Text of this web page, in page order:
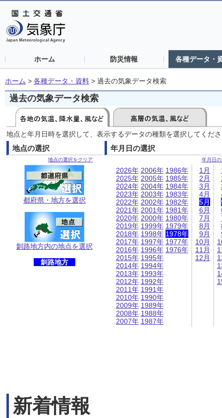
ホーム 防災情報 各種データ・
ホーム > 各種データ・資料 > 過去の気象データ検索
過去の気象データ検索
地点と年月日時を選択して、表示するデータの種類を選択してくだ
地点の選択
地点の選択をクリア
都府県・地方を選択
釧路地方内の地点を選択
釧路地方
年月日の選択
年月日
2026年
2025年
2024年
2023年
2022年
2021年
2020年
2019年
2018年
2017年
2016年
2015年
2014年
2013年
2012年
2011年
2010年
2009年
2008年
2007年
2006年
2005年
2004年
2003年
2002年
2001年
2000年
1999年
1998年
1997年
1996年
1995年
1994年
1993年
1992年
1991年
1990年
1989年
1988年
1987年
1986年
1985年
1984年
1983年
1982年
1981年
1980年
1979年
1978年
1977年
1976年
1月
2月
3月
4月
5月
6月
7月
8月
9月
10月
11月
12月
新着情報